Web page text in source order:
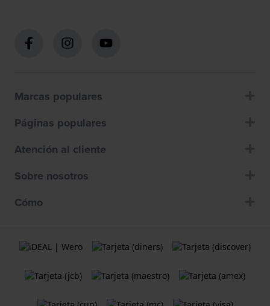
Marcas populares
Páginas populares
Atención al cliente
Sobre nosotros
Cómo